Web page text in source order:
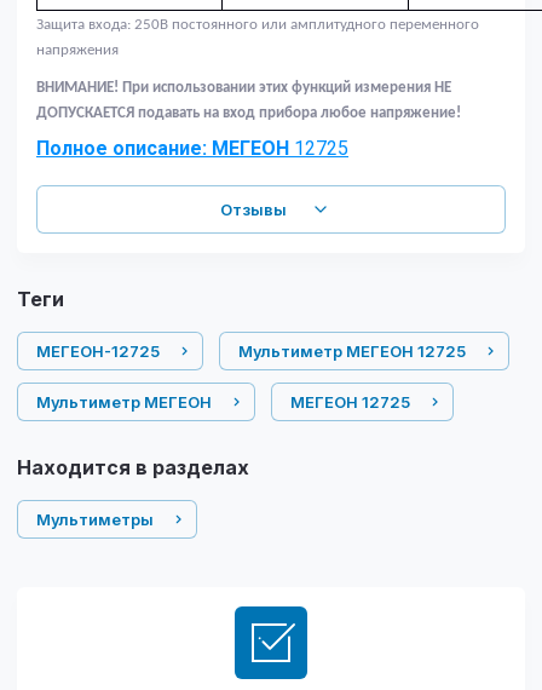
Защита входа: 250В постоянного или амплитудного переменного
напряжения
ВНИМАНИЕ! При использовании этих функций измерения НЕ
ДОПУСКАЕТСЯ подавать на вход прибора любое напряжение!
Полное описание: МЕГЕОН 12725
Отзывы
теги
МЕГЕОН-12725 Мультиметр МЕГЕОН 12725
Мультиметр МЕГЕОН МЕГЕОН 12725
Находится в разделах
Мультиметры